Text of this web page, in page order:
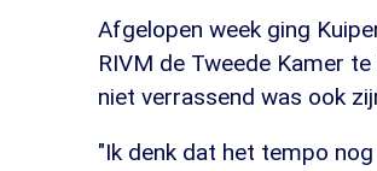
Afgelopen week ging
RIVM de Tweede Kamer
niet verrassend was ook
"Ik denk dat het tempo